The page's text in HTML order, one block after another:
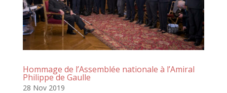
Hommage de l’Assemblée nationale à l’Amiral
Philippe de Gaulle
28 Nov 2019